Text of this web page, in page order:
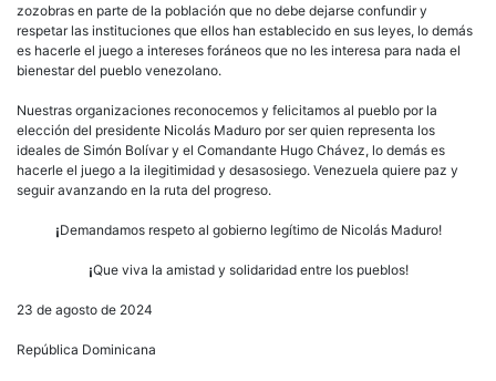
zozobras en parte de la población que no debe dejarse confundir y
respetar las instituciones que ellos han establecido en sus leyes, lo demás
es hacerle el juego a intereses foráneos que no les interesa para nada el
bienestar del pueblo venezolano.
Nuestras organizaciones reconocemos y felicitamos al pueblo por la
elección del presidente Nicolás Maduro por ser quien representa los
ideales de Simón Bolívar y el Comandante Hugo Chávez, lo demás es
hacerle el juego a la ilegitimidad y desasosiego. Venezuela quiere paz y
seguir avanzando en la ruta del progreso.
¡Demandamos respeto al gobierno legítimo de Nicolás Maduro!
¡Que viva la amistad y solidaridad entre los pueblos!
23 de agosto de 2024
República Dominicana